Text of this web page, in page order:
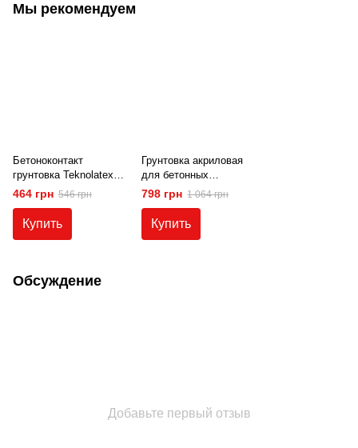
Мы рекомендуем
Бетоноконтакт
грунтовка Teknolatex
300 (3 кг). Белая
464 грн 546 грн
Купить
Грунтовка акриловая
для бетонных
поверхностей под гипс
и штукатурку
Teknolatex 200 (12 кг).
Зеленая
798 грн 1 064 грн
Купить
Обсуждение
Добавьте первый отзыв